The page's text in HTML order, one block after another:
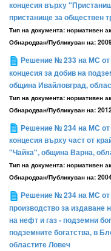
концесия върху
пристанище за обществен
Тип на документа: нормативен
Обнародван/Публикуван на:
Решение № 233 на МС от
концесия за добив на
община Ивайловград,
Тип на документа: нормативен
Обнародван/Публикуван на:
Решение № 234 на МС от
концесия върху част от
"Чайка", община Варна,
Тип на документа: нормативен
Обнародван/Публикуван на:
Решение № 234 на МС от
производство за издаване
на нефт и газ - подземни
подземните богатства, в
областите Ловеч